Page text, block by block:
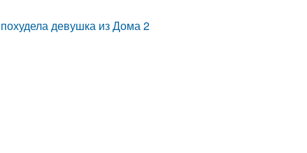
девушка из Дома 2